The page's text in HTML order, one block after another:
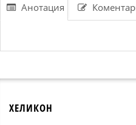
Анотация
ХЕЛИКОН